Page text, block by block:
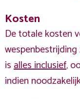
Kosten
De totale kosten
wespenbestrijding
isalles inclusief,
indien